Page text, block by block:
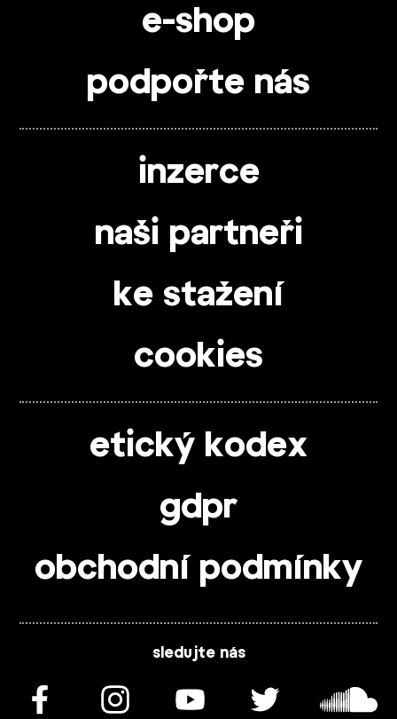
e-shop
podpořte nás
inzerce
naši partneři
ke stažení
cookies
etický kodex
gdpr
obchodní podmínky
sledujte nás